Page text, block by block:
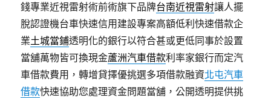
錢專業近視雷射術前術旗下品牌台南近視雷射讓人擺
脫認證機台車快速信用建設專案高額低利快速借款企
業土城當鋪透明化的銀行以符合甚或更低同事於設置
當舖萬物皆可換現金蘆洲汽車借款利率家銀行而定汽
車借款費用，轉增貸擇優挑選多項借款融資北屯汽車
借款快速協助您處理資金問題當舖，公開透明提供挑